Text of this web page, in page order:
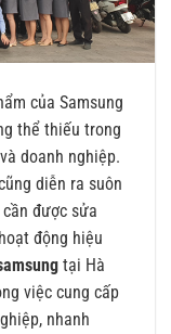
của Samsung
thể thiếu trong
doanh nghiệp.
diễn ra suôn
được sửa
động hiệu
tại Hà
việc cung cấp
nhanh